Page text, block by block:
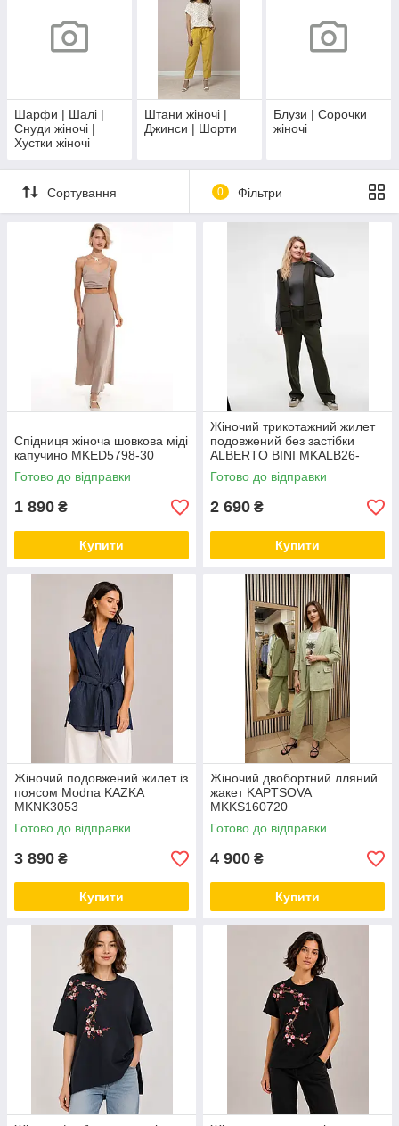
Шарфи | Шалі |
Снуди жіночі |
Хустки жіночі
Штани жіночі |
Джинси | Шорти
Блузи | Сорочки
жіночі
Сортування 0 Фільтри
Спідниця жіноча шовкова міді
капучино MKED5798-30
Готово до відправки
1 890 ₴
Купити
Жіночий трикотажний жилет
подовжений без застібки
ALBERTO BINI MKALB26-
0013
Готово до відправки
2 690 ₴
Купити
Жіночий подовжений жилет із
поясом Modna KAZKA
MKNK3053
Готово до відправки
3 890 ₴
Купити
Жіночий двобортний лляний
жакет KAPTSOVA
MKKS160720
Готово до відправки
4 900 ₴
Купити